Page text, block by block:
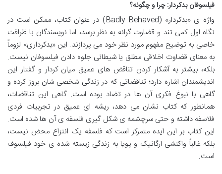
فیلسوفان بدکردار: چرا و چگونه؟
واژه ی «بدکردار» (Badly Behaved) در عنوان کتاب، ممکن است در
نگاه اول کمی تند و قضاوت گرانه به نظر برسد، اما نویسندگان با ظرافت
خاصی به توضیح مفهوم مورد نظر خود می پردازند. این «بدکرداری» لزوماً
به معنای قضاوت اخلاقی مطلق یا شیطانی جلوه دادن فیلسوفان نیست.
بلکه، بیشتر به آشکار کردن تناقض های عمیق میان کردار و گفتار این
اندیشمندان اشاره دارد؛ تناقضاتی که در زندگی شخصی شان بروز کرده و
گاهی با نبوغ فکری آن ها در تضاد بوده است. گاهی این تناقضات،
همانطور که کتاب نشان می دهد، ریشه ای عمیق در تجربیات فردی
فلاسفه داشته و حتی سرچشمه ی شکل گیری فلسفه ی آن ها شده است.
این کتاب بر این ایده متمرکز است که فلسفه یک انتزاع محض نیست،
بلکه غالباً واکنشی ارگانیک و پویا به زندگی زیسته شده ی خود فیلسوف
است.